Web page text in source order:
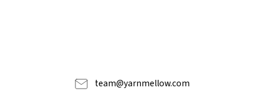
team@yarnmellow.com